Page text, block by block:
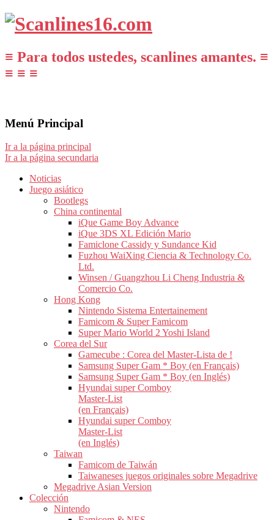
≡ Para todos ustedes, scanlines amantes. ≡
≡ ≡ ≡
Menú Principal
Ir a la página principal
Ir a la página secundaria
Noticias
Juego asiático
Bootlegs
China continental
iQue Game Boy Advance
iQue 3DS XL Edición Mario
Famiclone Cassidy y Sundance Kid
Fuzhou WaiXing Ciencia & Technology Co.
Ltd.
Winsen / Guangzhou Li Cheng Industria &
Comercio Co.
Hong Kong
Nintendo Sistema Entertainement
Famicom & Super Famicom
Super Mario World 2 Yoshi Island
Corea del Sur
Gamecube : Corea del Master-Lista de !
Samsung Super Gam * Boy (en Français)
Samsung Super Gam * Boy (en Inglés)
Hyundai super Comboy
Master-List
(en Français)
Hyundai super Comboy
Master-List
(en Inglés)
Taiwan
Famicom de Taiwán
Taiwaneses juegos originales sobre Megadrive
Megadrive Asian Version
Colección
Nintendo